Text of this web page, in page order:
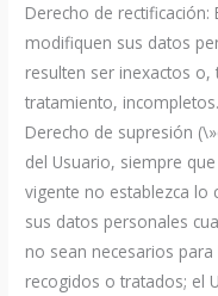
Derecho de
modifiquen sus datos
resulten ser inexactos
tratamiento, incompletos.
Derecho de supresión
del Usuario, siempre
vigente no establezca lo
sus datos personales
no sean necesarios
recogidos o tratados; el